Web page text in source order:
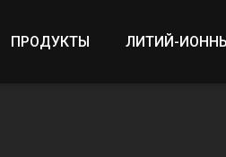
ПРОДУКТЫ ЛИТИЙ-